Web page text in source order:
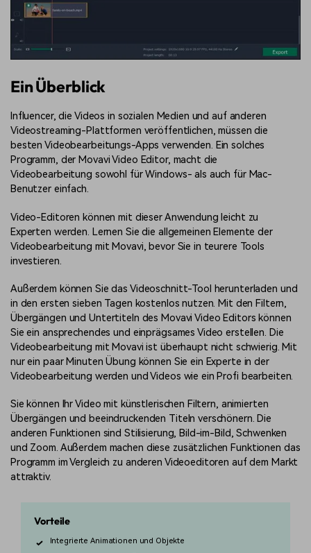
Ein Überblick
Influencer, die Videos in sozialen Medien und auf anderen
Videostreaming-Plattformen veröffentlichen, müssen die
besten Videobearbeitungs-Apps verwenden. Ein solches
Programm, der Movavi Video Editor, macht die
Videobearbeitung sowohl für Windows- als auch für Mac-
Benutzer einfach.
Video-Editoren können mit dieser Anwendung leicht zu
Experten werden. Lernen Sie die allgemeinen Elemente der
Videobearbeitung mit Movavi, bevor Sie in teurere Tools
investieren.
Außerdem können Sie das Videoschnitt-Tool herunterladen und
in den ersten sieben Tagen kostenlos nutzen. Mit den Filtern,
Übergängen und Untertiteln des Movavi Video Editors können
Sie ein ansprechendes und einprägsames Video erstellen. Die
Videobearbeitung mit Movavi ist überhaupt nicht schwierig. Mit
nur ein paar Minuten Übung können Sie ein Experte in der
Videobearbeitung werden und Videos wie ein Profi bearbeiten.
Sie können Ihr Video mit künstlerischen Filtern, animierten
Übergängen und beeindruckenden Titeln verschönern. Die
anderen Funktionen sind Stilisierung, Bild-im-Bild, Schwenken
und Zoom. Außerdem machen diese zusätzlichen Funktionen das
Programm im Vergleich zu anderen Videoeditoren auf dem Markt
attraktiv.
Vorteile
Integrierte Animationen und Objekte